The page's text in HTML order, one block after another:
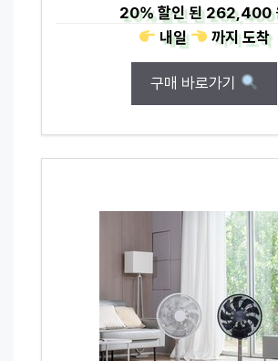
20%할인 된262,400
내일
까지도착
구매 바로가기